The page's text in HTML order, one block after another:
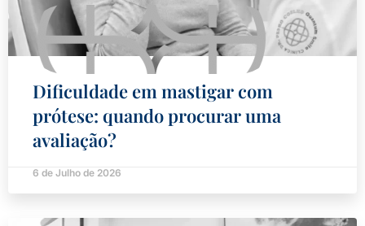
Dificuldade em mastigar com
prótese: quando procurar uma
avaliação?
6 de Julho de 2026